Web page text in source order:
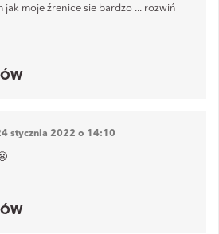
jak moje źrenice sie bardzo ... rozwiń
stycznia 2022 o 14:10